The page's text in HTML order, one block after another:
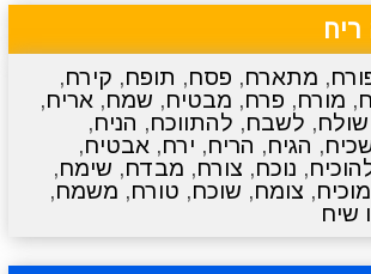
ריח
, מתארח, פסח, תופח, קירח,
, מורח, פרח, מבטיח, שמח, אריח,
שולח, לשבח, להתווכח, הניח,
, הגיח, הריח, ירח, אבטיח,
, נוכח, צורח, מבדח, שימח,
מוכיח, צומח, שוכח, טורח, משמח,
שיח